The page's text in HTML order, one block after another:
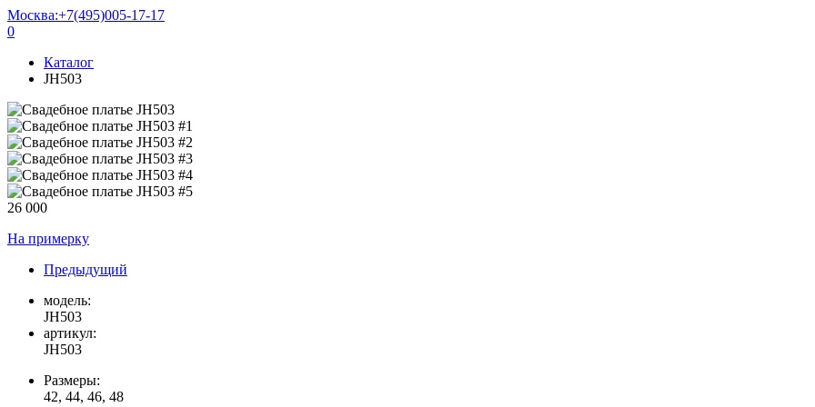
Москва:+7(495)005-17-17
0
Каталог
JH503
26 000
На примерку
Предыдущий
модель:
JH503
артикул:
JH503
Размеры:
42, 44, 46, 48